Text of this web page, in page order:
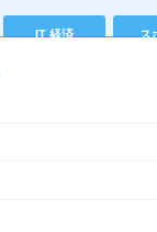
IT 経済 ス